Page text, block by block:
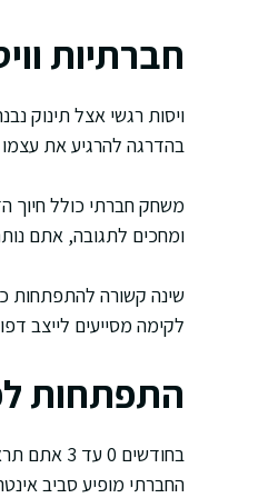
חברתיות
ויסות רגשי אצל תינוק
בהדרגה להרגיע את
משחק חברתי כולל חיוך
ומחכים לתגובה, אתם
שינה קשורה להתפתחות
לקימה מסייעים לייצב
התפתחות
בחודשים
החברתי מופיע סביב